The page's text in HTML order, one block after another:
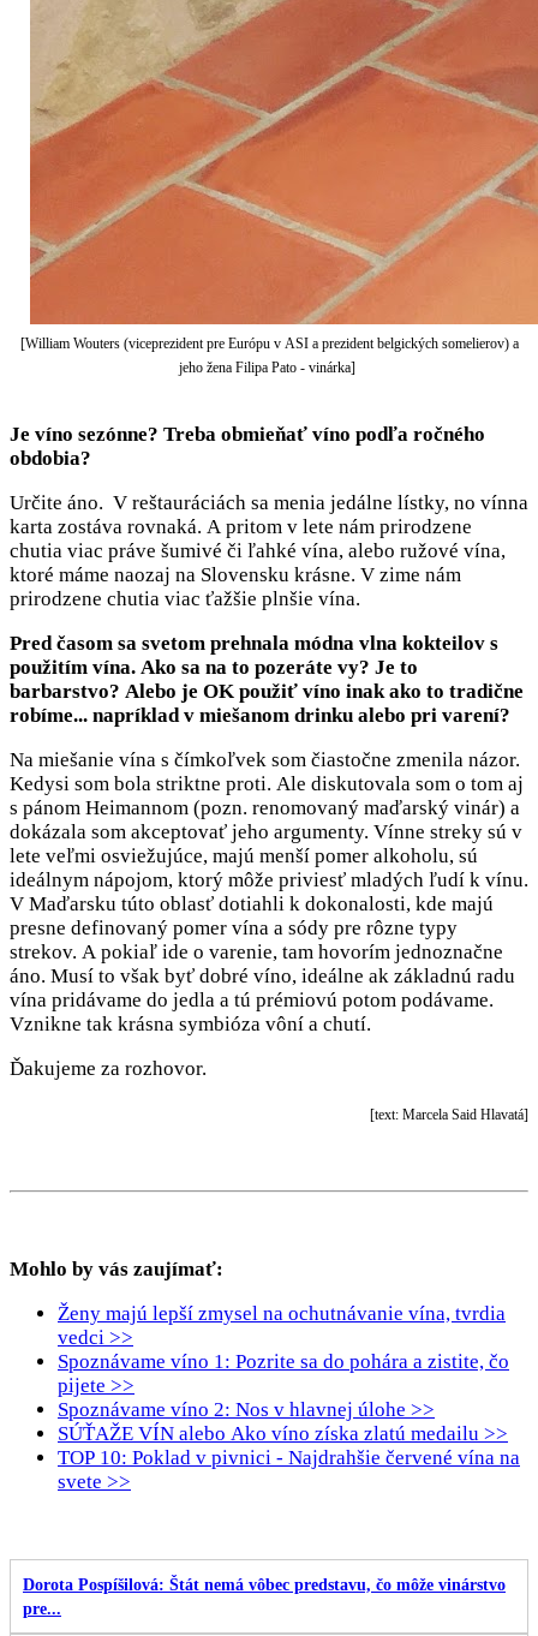
[William Wouters (viceprezident pre Európu v ASI a prezident belgických somelierov) a
jeho žena Filipa Pato - vinárka]
Je víno sezónne? Treba obmieňať víno podľa ročného
obdobia?
Určite áno. V reštauráciách sa menia jedálne lístky, no vínna
karta zostáva rovnaká. A pritom v lete nám prirodzene
chutia viac práve šumivé či ľahké vína, alebo ružové vína,
ktoré máme naozaj na Slovensku krásne. V zime nám
prirodzene chutia viac ťažšie plnšie vína.
Pred časom sa svetom prehnala módna vlna kokteilov s
použitím vína. Ako sa na to pozeráte vy? Je to
barbarstvo? Alebo je OK použiť víno inak ako to tradične
robíme... napríklad v miešanom drinku alebo pri varení?
Na miešanie vína s čímkoľvek som čiastočne zmenila názor.
Kedysi som bola striktne proti. Ale diskutovala som o tom aj
s pánom Heimannom (pozn. renomovaný maďarský vinár) a
dokázala som akceptovať jeho argumenty. Vínne streky sú v
lete veľmi osviežujúce, majú menší pomer alkoholu, sú
ideálnym nápojom, ktorý môže priviesť mladých ľudí k vínu.
V Maďarsku túto oblasť dotiahli k dokonalosti, kde majú
presne definovaný pomer vína a sódy pre rôzne typy
strekov. A pokiaľ ide o varenie, tam hovorím jednoznačne
áno. Musí to však byť dobré víno, ideálne ak základnú radu
vína pridávame do jedla a tú prémiovú potom podávame.
Vznikne tak krásna symbióza vôní a chutí.
Ďakujeme za rozhovor.
[text: Marcela Said Hlavatá]
Mohlo by vás zaujímať:
Ženy majú lepší zmysel na ochutnávanie vína, tvrdia
vedci >>
Spoznávame víno 1: Pozrite sa do pohára a zistite, čo
pijete >>
Spoznávame víno 2: Nos v hlavnej úlohe >>
SÚŤAŽE VÍN alebo Ako víno získa zlatú medailu >>
TOP 10: Poklad v pivnici - Najdrahšie červené vína na
svete >>
Dorota Pospíšilová: Štát nemá vôbec predstavu, čo môže vinárstvo
pre...